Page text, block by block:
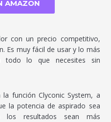
AMAZON
con un precio competitivo,
Es muy fácil de usar y lo más
todo lo que necesites sin
función Clyconic System, a
la potencia de aspirado sea
los resultados sean más